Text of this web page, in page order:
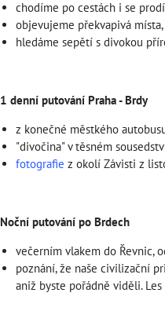
chodíme po cestách i se
objevujeme překvapivá místa,
hledáme sepětí s divokou
1 denní putování Praha - Brdy
z konečné městkého
"divočina" v těsném
fotografie z okolí Závisti z
Noční putování po Brdech
večerním vlakem do Řevnic,
poznání, že naše civilizační
aniž byste pořádně viděli.